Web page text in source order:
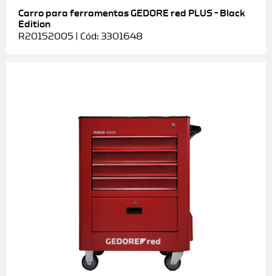
Carro para ferramentas GEDORE red PLUS – Black
Edition
R20152005 | Cód: 3301648